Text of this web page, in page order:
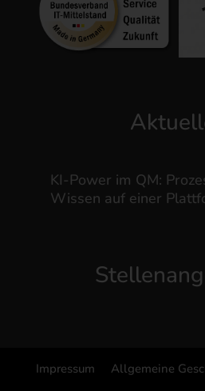
KI-Power im QM:
Wissen auf einer
Impressum Allgemeine